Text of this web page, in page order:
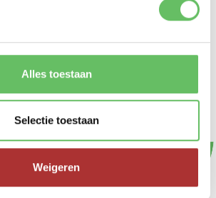
Alles toestaan
Selectie toestaan
Weigeren
ROUTEPRIVACYCOOKIES